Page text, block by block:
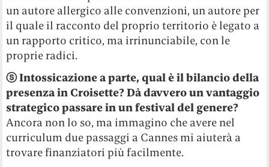
un autore allergico alle convenzioni, un autore per
il quale il racconto del proprio territorio è legato a
un rapporto critico, ma irrinunciabile, con le
proprie radici.
ⓢ Intossicazione a parte, qual è il bilancio della
presenza in Croisette? Dà davvero un vantaggio
strategico passare in un festival del genere?
Ancora non lo so, ma immagino che avere nel
curriculum due passaggi a Cannes mi aiuterà a
trovare finanziatori più facilmente.